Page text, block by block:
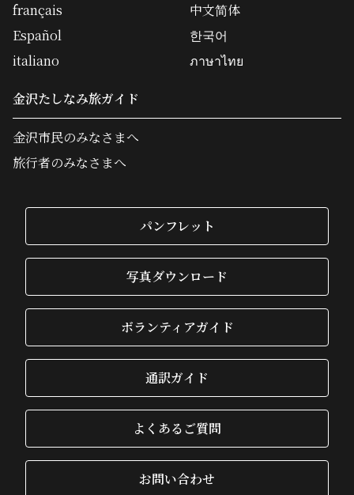
français
Español
italiano
中文简体
한국어
ภาษาไทย
金沢たしなみ旅ガイド
金沢市民のみなさまへ
旅行者のみなさまへ
パンフレット
写真ダウンロード
ボランティアガイド
通訳ガイド
よくあるご質問
お問い合わせ